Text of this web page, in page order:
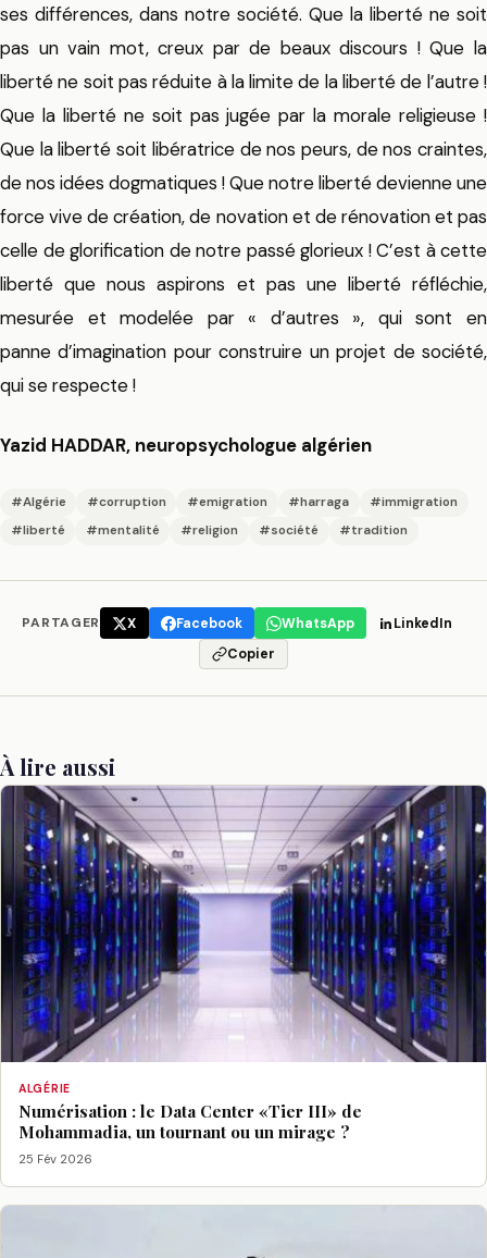
ses différences, dans notre société. Que la liberté ne soit
pas un vain mot, creux par de beaux discours ! Que la
liberté ne soit pas réduite à la limite de la liberté de l’autre !
Que la liberté ne soit pas jugée par la morale religieuse !
Que la liberté soit libératrice de nos peurs, de nos craintes,
de nos idées dogmatiques ! Que notre liberté devienne une
force vive de création, de novation et de rénovation et pas
celle de glorification de notre passé glorieux ! C’est à cette
liberté que nous aspirons et pas une liberté réfléchie,
mesurée et modelée par « d’autres », qui sont en
panne d’imagination pour construire un projet de société,
qui se respecte !
Yazid HADDAR, neuropsychologue algérien
#Algérie #corruption #emigration #harraga
#immigration
#liberté
#mentalité #religion #société #tradition
PARTAGER X Facebook WhatsApp
LinkedIn
Copier
À lire aussi
ALGÉRIE
Numérisation : le Data Center «Tier III» de
Mohammadia, un tournant ou un mirage ?
25 Fév 2026